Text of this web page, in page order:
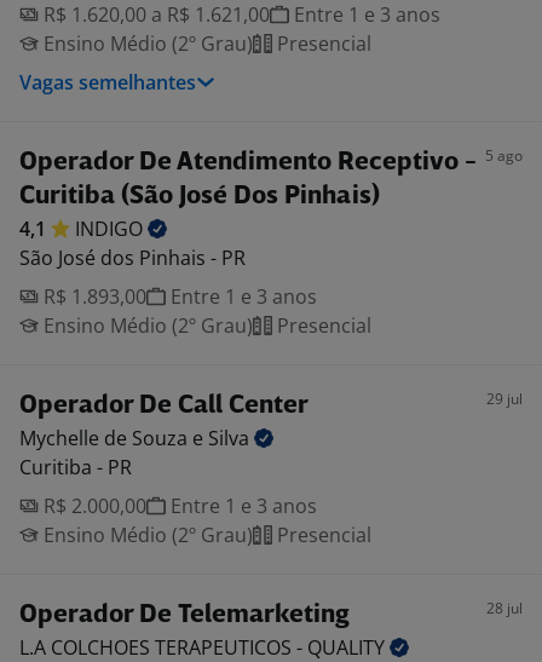
R$ 1.620,00 a R$ 1.621,00
Entre 1 e 3 anos
Ensino Médio (2º Grau)
Presencial
Vagas semelhantes
Operador De Atendimento Receptivo -
Curitiba (São José Dos Pinhais)
5 ago
4,1
INDIGO
São José dos Pinhais - PR
R$ 1.893,00
Entre 1 e 3 anos
Ensino Médio (2º Grau)
Presencial
Operador De Call Center 29 jul
Mychelle de Souza e Silva
Curitiba - PR
R$ 2.000,00
Entre 1 e 3 anos
Ensino Médio (2º Grau)
Presencial
Operador De Telemarketing 28 jul
L.A COLCHOES TERAPEUTICOS - QUALITY